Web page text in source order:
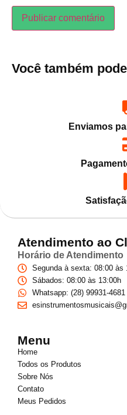
Você também
Enviamos
Atendimento ao
Horário de Atendimento
Segunda à sexta: 08:00 às
Sábados: 08:00 às 13:00h
Whatsapp: (28) 99931-4681
Menu
Home
Todos os Produtos
Sobre Nós
Contato
Meus Pedidos